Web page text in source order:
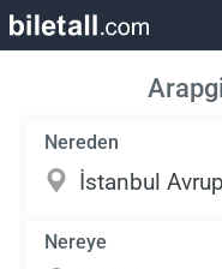
Nereden
Nereye